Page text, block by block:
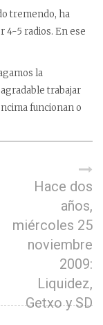
tremendo, ha
4-5 radios. En ese
la
trabajar
funcionan o
Hace dos
años,
miércoles 25
noviembre
2009:
Liquidez,
Getxo y SD